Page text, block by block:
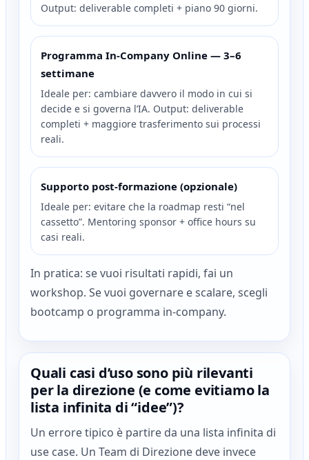
Output: deliverable completi + piano 90 giorni.
Programma In‑Company Online — 3–6
settimane
Ideale per: cambiare davvero il modo in cui si
decide e si governa l’IA. Output: deliverable
completi + maggiore trasferimento sui processi
reali.
Supporto post‑formazione (opzionale)
Ideale per: evitare che la roadmap resti “nel
cassetto”. Mentoring sponsor + office hours su
casi reali.
In pratica: se vuoi risultati rapidi, fai un
workshop. Se vuoi governare e scalare, scegli
bootcamp o programma in-company.
Quali casi d’uso sono più rilevanti
per la direzione (e come evitiamo la
lista infinita di “idee”)?
Un errore tipico è partire da una lista infinita di
use case. Un Team di Direzione deve invece